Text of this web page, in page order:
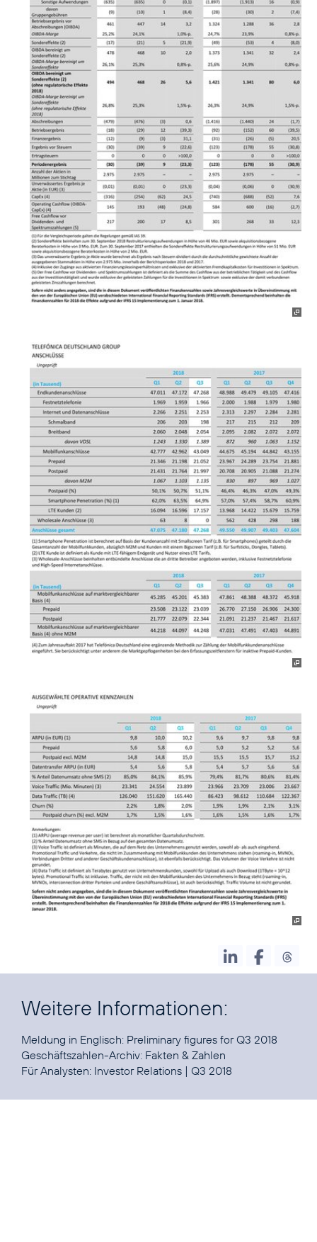
Weitere Informationen:
Meldung in Englisch: Preliminary figures for Q3 2018
Geschäftszahlen-Archiv: Fakten & Zahlen
Für Analysten: Investor Relations | Q3 2018